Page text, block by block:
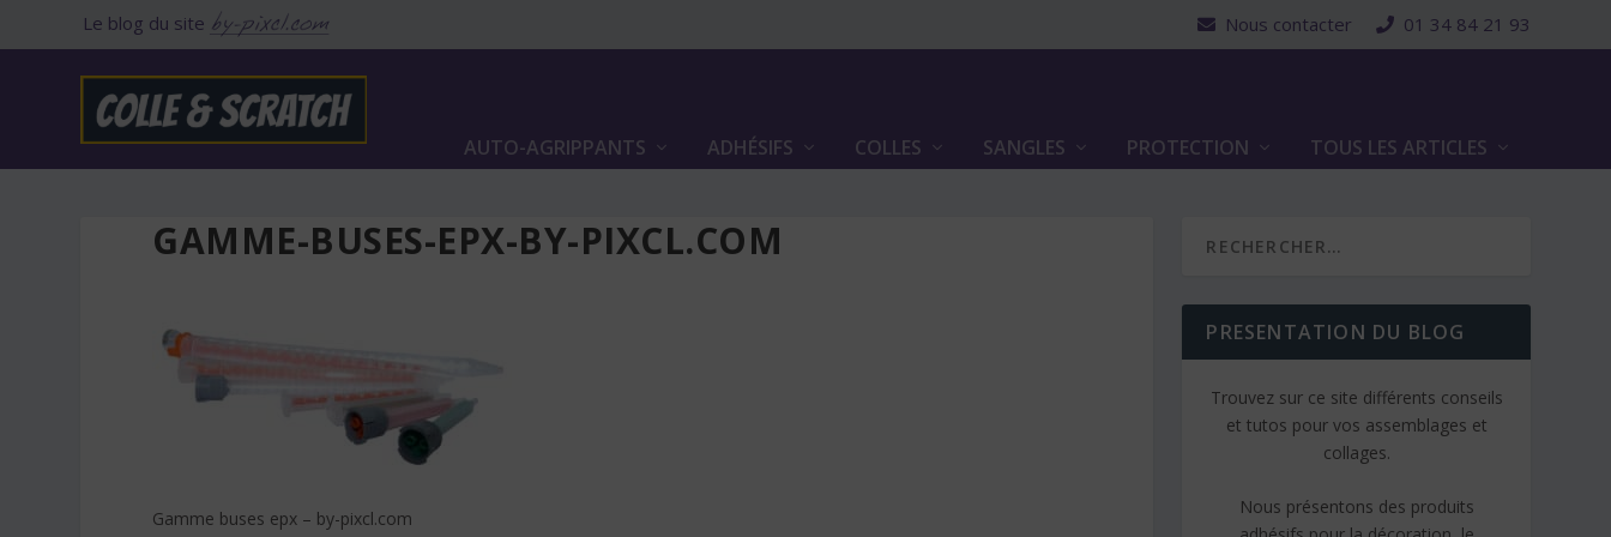
Le blog du site Nous contacter 01 34 84 21 93
AUTO-AGRIPPANTS ADHÉSIFS COLLES SANGLES PROTECTION TOUS LES ARTICLES
GAMME-BUSES-EPX-BY-PIXCL.COM
Gamme buses epx – by-pixcl.com
PRESENTATION DU BLOG
Trouvez sur ce site différents conseils
et tutos pour vos assemblages et
collages.
Nous présentons des produits